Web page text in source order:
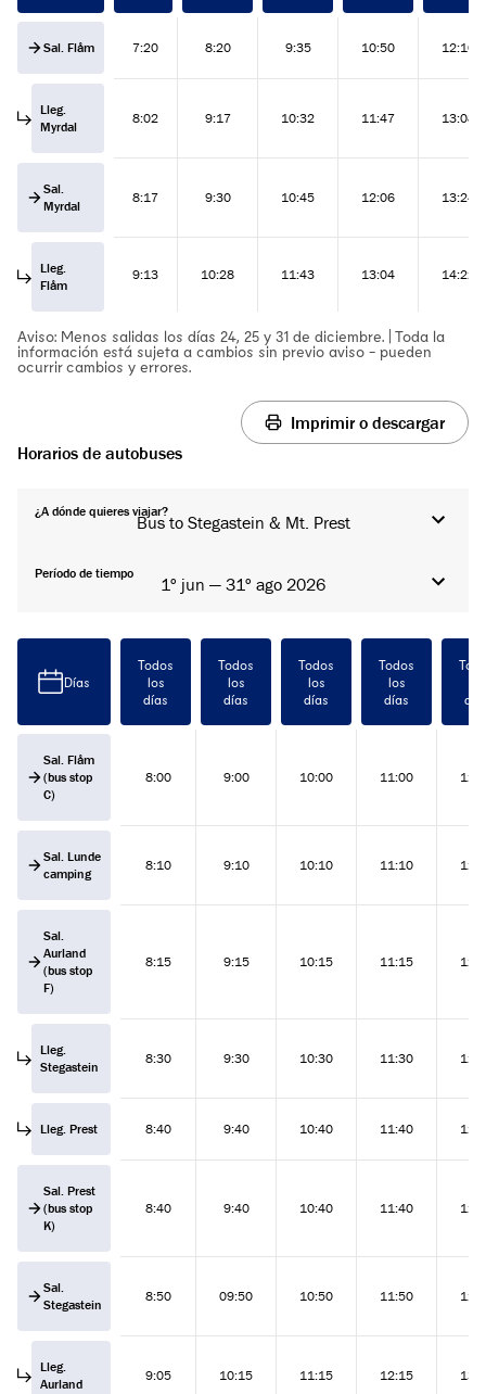
Sal. Flåm 7:20 8:20 9:35 10:50 12:10
Lleg.
Myrdal
8:02 9:17 10:32 11:47 13:08
Sal.
Myrdal
8:17 9:30 10:45 12:06 13:24
Lleg.
Flåm
9:13 10:28 11:43 13:04 14:22
Aviso: Menos salidas los días 24, 25 y 31 de diciembre. | Toda la
información está sujeta a cambios sin previo aviso - pueden
ocurrir cambios y errores.
Imprimir o descargar
Horarios de autobuses
¿A dónde quieres viajar?
Bus to Stegastein & Mt. Prest
Período de tiempo
1º jun — 31º ago 2026
Días
Todos
los
días
Todos
los
días
Todos
los
días
Todos
los
días
Sal. Flåm
(bus stop
C)
8:00 9:00 10:00 11:00
Sal. Lunde
camping
8:10 9:10 10:10 11:10
Sal.
Aurland
(bus stop
F)
8:15 9:15 10:15 11:15
Lleg.
Stegastein
8:30 9:30 10:30 11:30
Lleg. Prest 8:40 9:40 10:40 11:40
Sal. Prest
(bus stop
K)
8:40 9:40 10:40 11:40
Sal.
Stegastein
8:50 09:50 10:50 11:50
Lleg.
Aurland
9:05 10:15 11:15 12:15